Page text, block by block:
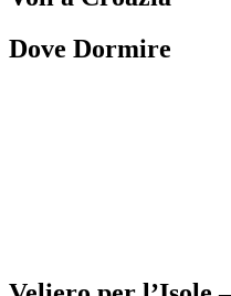
Dove Dormire